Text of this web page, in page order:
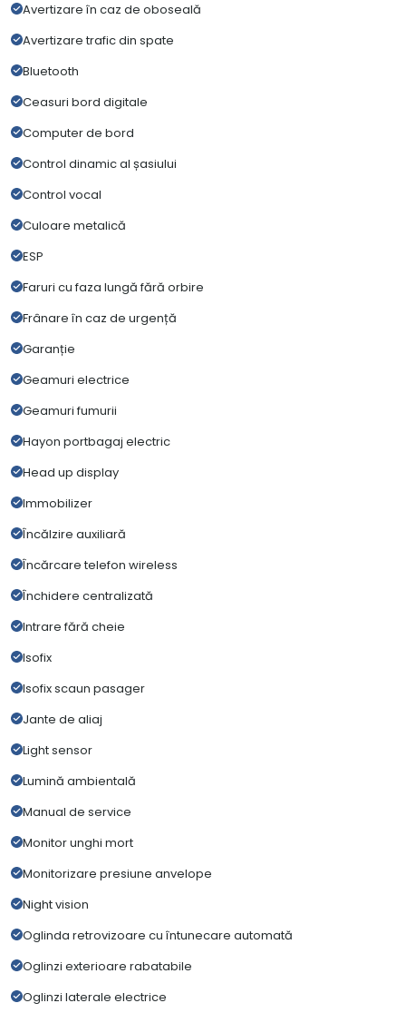
Avertizare în caz de oboseală
Avertizare trafic din spate
Bluetooth
Ceasuri bord digitale
Computer de bord
Control dinamic al șasiului
Control vocal
Culoare metalică
ESP
Faruri cu faza lungă fără orbire
Frânare în caz de urgență
Garanție
Geamuri electrice
Geamuri fumurii
Hayon portbagaj electric
Head up display
Immobilizer
Încălzire auxiliară
Încărcare telefon wireless
Închidere centralizată
Intrare fără cheie
Isofix
Isofix scaun pasager
Jante de aliaj
Light sensor
Lumină ambientală
Manual de service
Monitor unghi mort
Monitorizare presiune anvelope
Night vision
Oglinda retrovizoare cu întunecare automată
Oglinzi exterioare rabatabile
Oglinzi laterale electrice